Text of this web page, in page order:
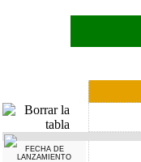
FECHA DE
LANZAMIENTO